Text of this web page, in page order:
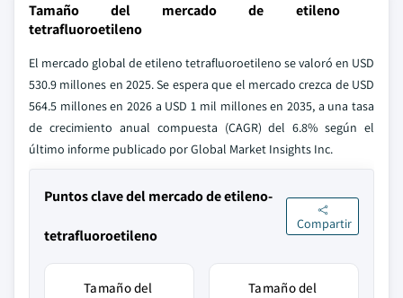
Tamaño del mercado de etileno
tetrafluoroetileno
El mercado global de etileno tetrafluoroetileno se valoró en USD
530.9 millones en 2025. Se espera que el mercado crezca de USD
564.5 millones en 2026 a USD 1 mil millones en 2035, a una tasa
de crecimiento anual compuesta (CAGR) del 6.8% según el
último informe publicado por Global Market Insights Inc.
Puntos clave del mercado de etileno-
tetrafluoroetileno
Compartir
Tamaño del
Tamaño del